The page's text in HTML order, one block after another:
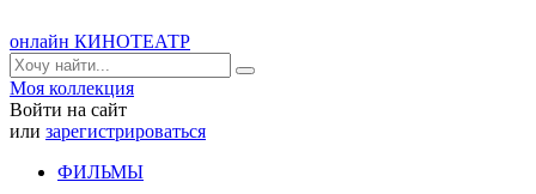
онлайн КИНОТЕАТР
Моя коллекция
Войти на сайт
или зарегистрироваться
ФИЛЬМЫ